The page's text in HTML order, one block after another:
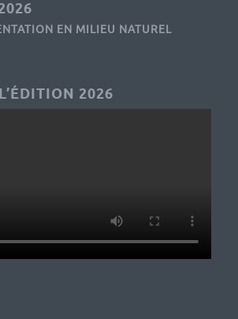
EN MILIEU NATUREL
2026